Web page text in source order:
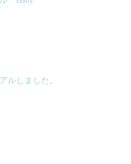
ルしました。